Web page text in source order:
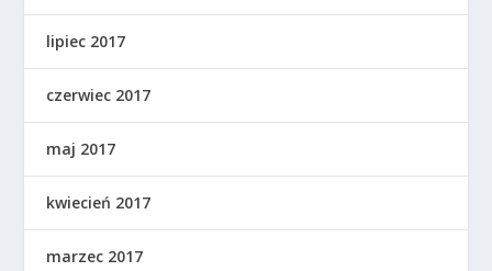
lipiec 2017
czerwiec 2017
maj 2017
kwiecień 2017
marzec 2017